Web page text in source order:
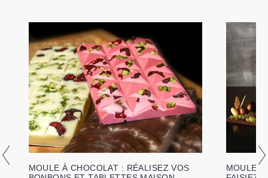
MOULE À CHOCOLAT : RÉALISEZ VOS
MOULE